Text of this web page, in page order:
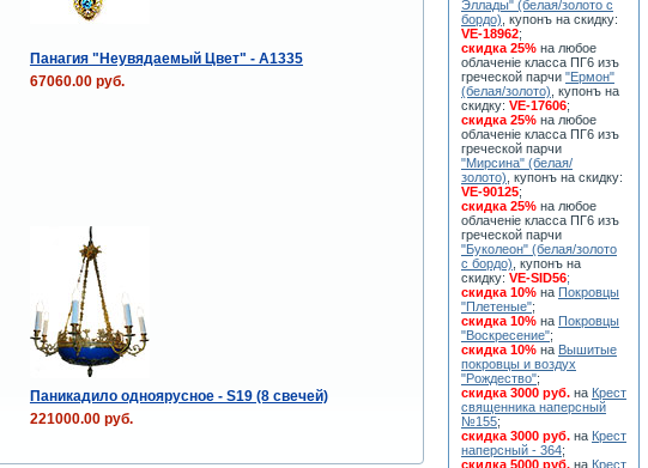
Панагия "Неувядаемый Цвет" - А1335
67060.00 руб.
Паникадило одноярусное - S19 (8 свечей)
221000.00 руб.
Эллады" (белая/золото с
бордо) , купонъ на скидку:
VE-18962;
скидка 25% на любое
облаченiе класса ПГ6 изъ
греческой парчи "Ермон"
(белая/золото) , купонъ на
скидку: VE-17606;
скидка 25% на любое
облаченiе класса ПГ6 изъ
греческой парчи
"Мирсина" (белая/
золото) , купонъ на скидку:
VE-90125;
скидка 25% на любое
облаченiе класса ПГ6 изъ
греческой парчи
"Буколеон" (белая/золото
с бордо) , купонъ на
скидку: VE-SID56;
скидка 10% на Покровцы
"Плетеные";
скидка 10% на Покровцы
"Воскресение";
скидка 10% на Вышитые
покровцы и воздух
"Рождество";
скидка 3000 руб. на Крест
священника наперсный
№155;
скидка 3000 руб. на Крест
наперсный - 364;
скидка 5000 руб. на Крест